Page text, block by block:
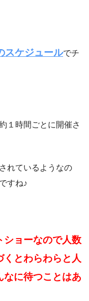
スケジュールでチ
１時間ごとに開催さ
れているようなの
すね♪
ショーなので人数
くとわらわらと人
なに待つことはあ